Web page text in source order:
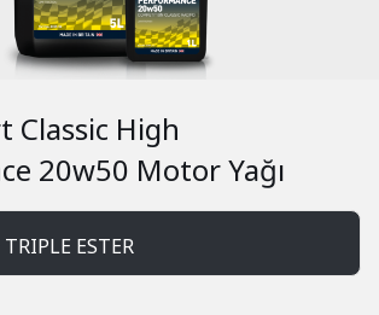
Classic High
20w50 Motor Yağı
ESTER